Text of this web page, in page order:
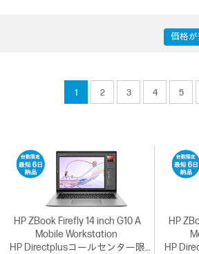
価格
1 2 3 4 5
HP ZBook Firefly 14 inch G10 A
Mobile Workstation
HP Directplusコールセンター限
HP
HP